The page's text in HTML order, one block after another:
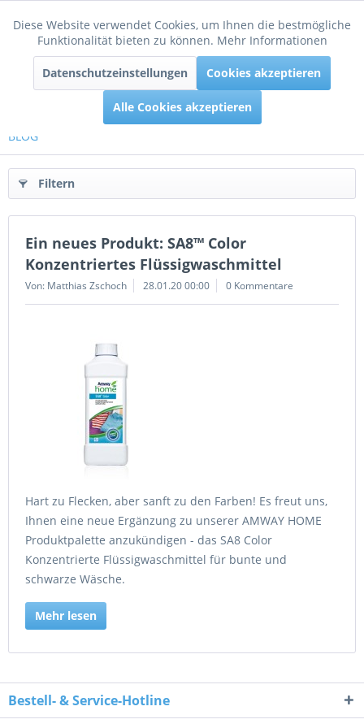
Menü
BLOG
Filtern
Ein neues Produkt: SA8™ Color
Konzentriertes Flüssigwaschmittel
Von: Matthias Zschoch 28.01.20 00:00 0 Kommentare
Hart zu Flecken, aber sanft zu den Farben! Es freut uns,
Ihnen eine neue Ergänzung zu unserer AMWAY HOME
Produktpalette anzukündigen - das SA8 Color
Konzentrierte Flüssigwaschmittel für bunte und
schwarze Wäsche.
Mehr lesen
Bestell- & Service-Hotline
Funktionale Aktiv
Tracking Inaktiv
Diese Website verwendet Cookies, um Ihnen die bestmögliche
Funktionalität bieten zu können. Mehr Informationen
Datenschutzeinstellungen Cookies akzeptieren
Alle Cookies akzeptieren